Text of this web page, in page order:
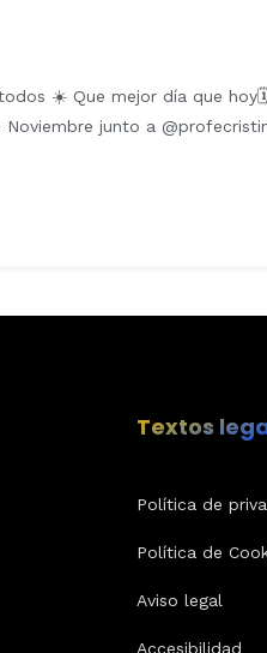
☀️ Que mejor día que
junto a
Textos
Política de
Política de
Aviso legal
Accesibilidad